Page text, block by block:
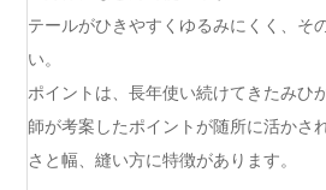
テールがひきやすくゆるみにくく、そ
い。
ポイントは、長年使い続けてきたみひ
師が考案したポイントが随所に活かさ
さと幅、縫い方に特徴があります。